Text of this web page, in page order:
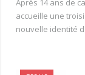
Après 14 ans de
accueille une
nouvelle identité